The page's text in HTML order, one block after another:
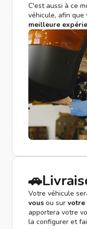
C'est aussi à ce
véhicule, afin que
meilleure
Votre véhicule
vous ou sur votre
apportera votre
la configurer et